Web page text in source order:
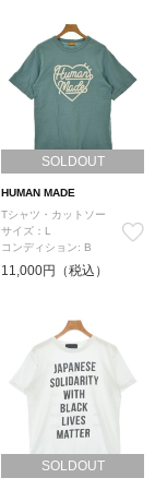
SOLDOUT
HUMAN MADE
Tシャツ・カットソー
サイズ：L
コンディション: B
11,000円（税込）
SOLDOUT